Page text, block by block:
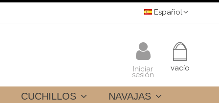
Español
vacío
Iniciar
sesión
CUCHILLOS
NAVAJAS